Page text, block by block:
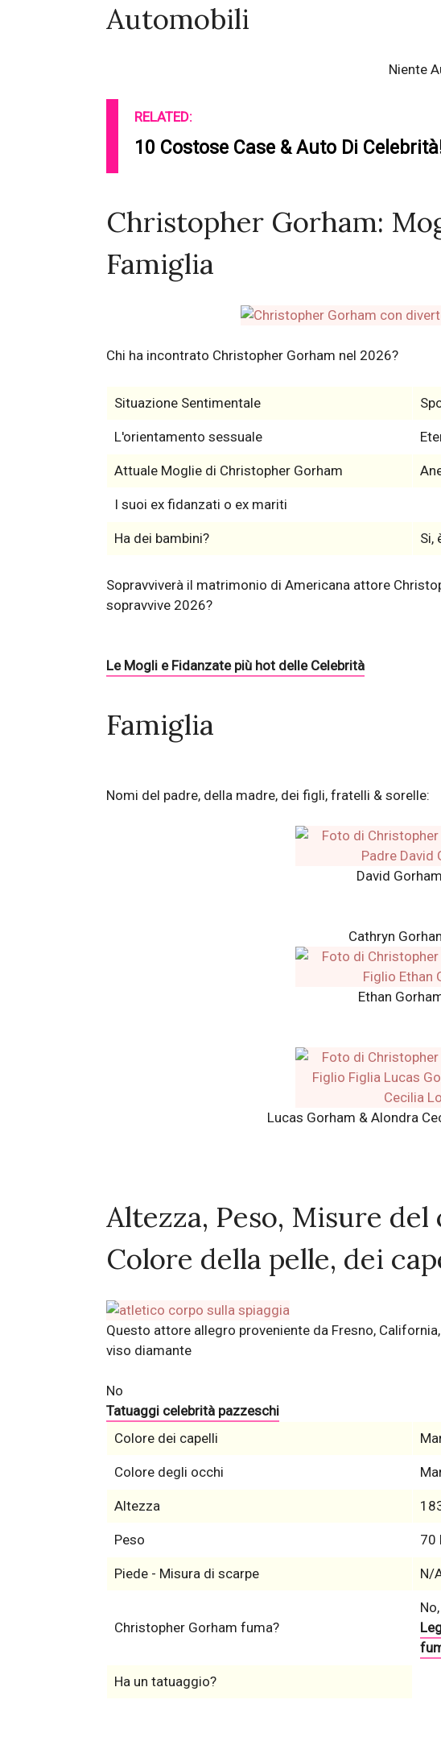
Automobili
Niente
RELATED:
10 Costose Case & Auto Di
Christopher Gorham:
Famiglia
Chi ha incontrato Christopher Gorham nel 2026?
Situazione Sentimentale
L'orientamento sessuale
Attuale Moglie di Christopher Gorham
I suoi ex fidanzati o ex mariti
Ha dei bambini? Si,
Sopravviverà il matrimonio di Americana attore
sopravvive 2026?
Le Mogli e Fidanzate più hot delle Celebrità
Famiglia
Nomi del padre, della madre, dei figli, fratelli & sorelle:
David
Cathryn
Ethan
Lucas Gorham & Alondra
Altezza, Peso, Misure del
Colore della pelle, dei
Questo attore allegro proveniente da Fresno,
viso diamante
No
Tatuaggi celebrità pazzeschi
Colore dei capelli
Colore degli occhi
Altezza
Peso 70
Piede - Misura di scarpe N/
Christopher Gorham fuma?
Ha un tatuaggio?